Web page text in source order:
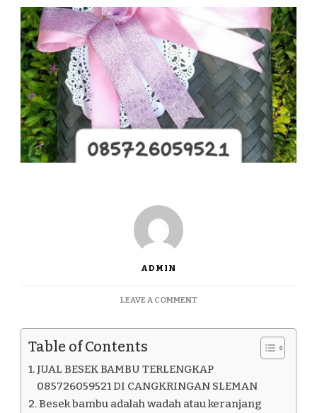
ADMIN
LEAVE A COMMENTON
085726059521
CANGKRINGAN
SLEMAN
Table of Contents
JUAL BESEK BAMBU TERLENGKAP
085726059521 DI CANGKRINGAN SLEMAN
Besek bambu adalah wadah atau keranjang